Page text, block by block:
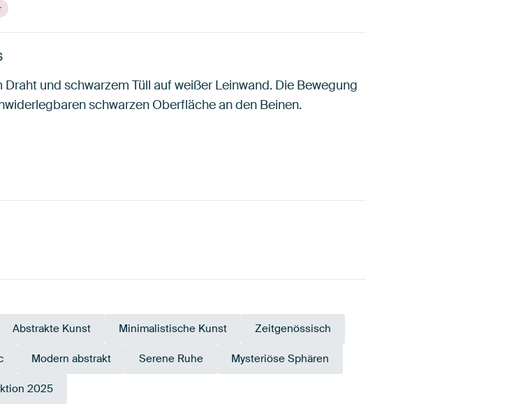
und schwarzem Tüll auf weißer Leinwand. Die Bewegung
schwarzen Oberfläche an den Beinen.
Abstrakte Kunst Minimalistische Kunst Zeitgenössisch
Modern abstrakt Serene Ruhe Mysteriöse Sphären
2025